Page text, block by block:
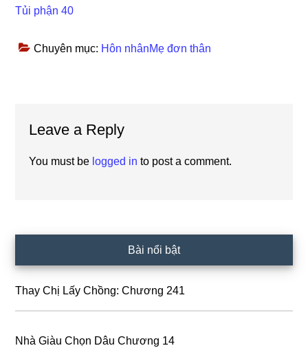
Tủi phận 40
Chuyên mục: Hôn nhânMẹ đơn thân
Interactions
Leave a Reply
You must be logged in to post a comment.
Sidebar
Bài nổi bật
Thay Chị Lấy Chồng: Chương 241
Nhà Giàu Chọn Dâu Chương 14